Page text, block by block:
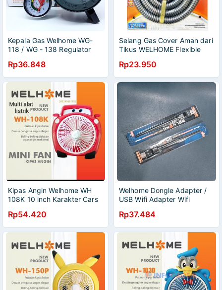
Kepala Gas Welhome WG-
118 / WG - 138 Regulator
Rp36.848
Selang Gas Cover Aman dari
Tikus WELHOME Flexible
Rp23.950
Kipas Angin Welhome WH
108K 10 inch Karakter Cars
Rp54.420
Welhome Dongle Adapter /
USB Wifi Adapter Wifi
Laptop 150mbps
Rp37.484